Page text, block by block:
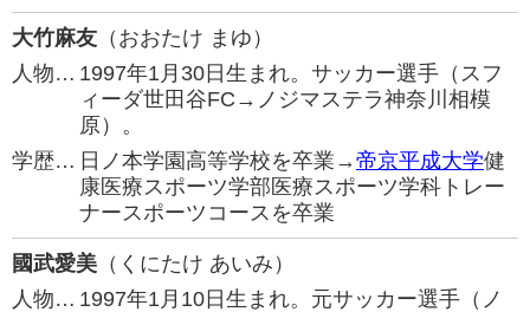
大竹麻友 （おおたけ まゆ）
人物… 1997年1月30日生まれ。サッカー選手（スフ
ィーダ世田谷FC→ノジマステラ神奈川相模
原）。
学歴… 日ノ本学園高等学校を卒業→帝京平成大学健
康医療スポーツ学部医療スポーツ学科トレー
ナースポーツコースを卒業
國武愛美 （くにたけ あいみ）
人物… 1997年1月10日生まれ。元サッカー選手（ノ